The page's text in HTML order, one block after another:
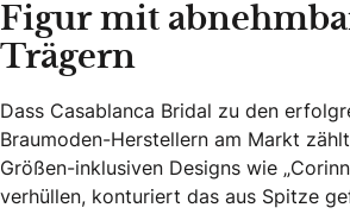
Figur mit
Trägern
Dass Casablanca Bridal zu den
Braumoden-Herstellern am Markt
Größen-inklusiven Designs wie
verhüllen, konturiert das aus Spitze